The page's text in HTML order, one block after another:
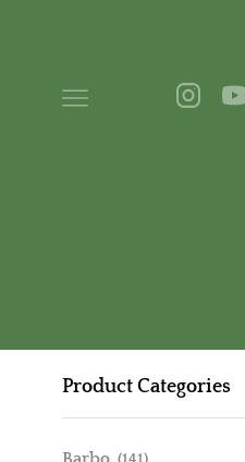
Product Categories